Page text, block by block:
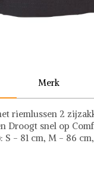
Merk
riemlussen 2
Droogt snel op
S - 81 cm, M - 86